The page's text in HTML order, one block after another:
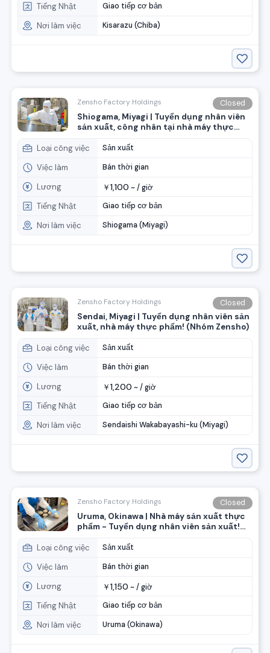
Tiếng Nhật Giao tiếp cơ bản
Nơi làm việc Kisarazu (Chiba)
Zensho Factory Holdings Closed
Shiogama, Miyagi | Tuyển dụng nhân viên
sản xuất, công nhân tại nhà máy thực
Loại công việc
Sản xuất
Việc làm Bán thời gian
Lương ￥1,100 ~ /giờ
Tiếng Nhật Giao tiếp cơ bản
Nơi làm việc Shiogama (Miyagi)
Zensho Factory Holdings Closed
Sendai, Miyagi | Tuyển dụng nhân viên sản
xuất, nhà máy thực phẩm! (Nhóm Zensho)
Loại công việc Sản xuất
Việc làm Bán thời gian
Lương ￥1,200 ~ /giờ
Tiếng Nhật Giao tiếp cơ bản
Nơi làm việc Sendaishi Wakabayashi-ku (Miyagi)
Zensho Factory Holdings Closed
Uruma, Okinawa | Nhà máy sản xuất thực
phẩm - Tuyển dụng nhân viên sản xuất!
Loại công việc
Sản xuất
Việc làm Bán thời gian
Lương ￥1,150 ~ /giờ
Tiếng Nhật Giao tiếp cơ bản
Nơi làm việc Uruma (Okinawa)